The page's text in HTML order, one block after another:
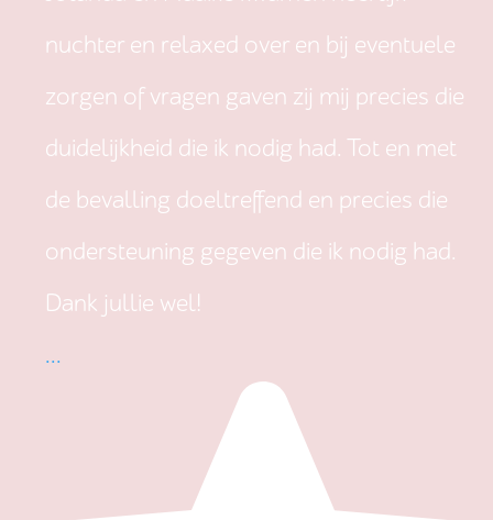
nuchter en relaxed over en bij eventuele
zorgen of vragen gaven zij mij precies die
duidelijkheid die ik nodig had. Tot en met
de bevalling doeltreffend en precies die
ondersteuning gegeven die ik nodig had.
Dank jullie wel!
...